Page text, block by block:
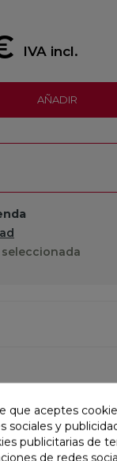
IVA incl.
AÑADIR
a pared o
acabado negro
que aceptes
sociales y
publicitarias de
de redes